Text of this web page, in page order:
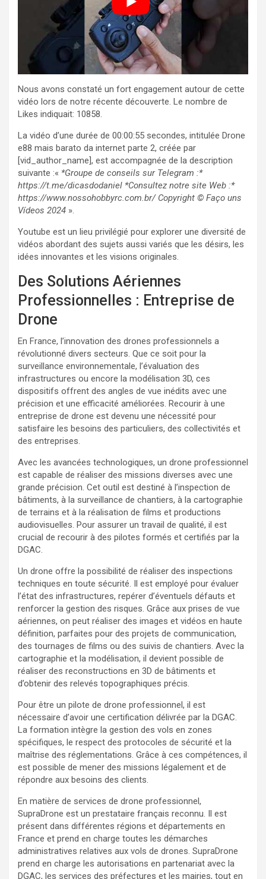
Nous avons constaté un fort engagement autour de cette
vidéo lors de notre récente découverte. Le nombre de
Likes indiquait: 10858.
La vidéo d’une durée de 00:00:55 secondes, intitulée Drone
e88 mais barato da internet parte 2, créée par
[vid_author_name], est accompagnée de la description
suivante :« *Groupe de conseils sur Telegram :*
https://t.me/dicasdodaniel *Consultez notre site Web :*
https://www.nossohobbyrc.com.br/ Copyright © Faço uns
Vídeos 2024 ».
Youtube est un lieu privilégié pour explorer une diversité de
vidéos abordant des sujets aussi variés que les désirs, les
idées innovantes et les visions originales.
Des Solutions Aériennes
Professionnelles : Entreprise de
Drone
En France, l’innovation des drones professionnels a
révolutionné divers secteurs. Que ce soit pour la
surveillance environnementale, l’évaluation des
infrastructures ou encore la modélisation 3D, ces
dispositifs offrent des angles de vue inédits avec une
précision et une efficacité améliorées. Recourir à une
entreprise de drone est devenu une nécessité pour
satisfaire les besoins des particuliers, des collectivités et
des entreprises.
Avec les avancées technologiques, un drone professionnel
est capable de réaliser des missions diverses avec une
grande précision. Cet outil est destiné à l’inspection de
bâtiments, à la surveillance de chantiers, à la cartographie
de terrains et à la réalisation de films et productions
audiovisuelles. Pour assurer un travail de qualité, il est
crucial de recourir à des pilotes formés et certifiés par la
DGAC.
Un drone offre la possibilité de réaliser des inspections
techniques en toute sécurité. Il est employé pour évaluer
l’état des infrastructures, repérer d’éventuels défauts et
renforcer la gestion des risques. Grâce aux prises de vue
aériennes, on peut réaliser des images et vidéos en haute
définition, parfaites pour des projets de communication,
des tournages de films ou des suivis de chantiers. Avec la
cartographie et la modélisation, il devient possible de
réaliser des reconstructions en 3D de bâtiments et
d’obtenir des relevés topographiques précis.
Pour être un pilote de drone professionnel, il est
nécessaire d’avoir une certification délivrée par la DGAC.
La formation intègre la gestion des vols en zones
spécifiques, le respect des protocoles de sécurité et la
maîtrise des réglementations. Grâce à ces compétences, il
est possible de mener des missions légalement et de
répondre aux besoins des clients.
En matière de services de drone professionnel,
SupraDrone est un prestataire français reconnu. Il est
présent dans différentes régions et départements en
France et prend en charge toutes les démarches
administratives relatives aux vols de drones. SupraDrone
prend en charge les autorisations en partenariat avec la
DGAC, les services des préfectures et les mairies, tout en